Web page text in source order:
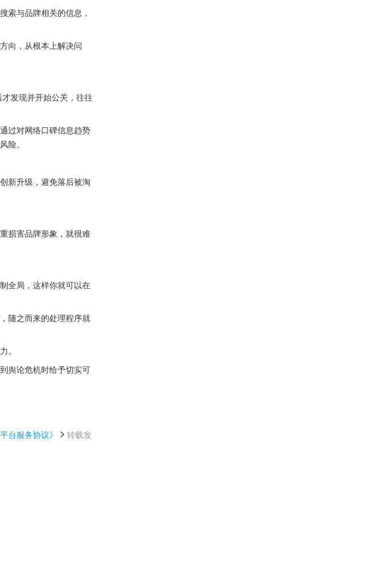
索与品牌相关的信息，
向，从根本上解决问
发现并开始公关，往往
过对网络口碑信息趋势
险。
新升级，避免落后被淘
损害品牌形象，就很难
全局，这样你就可以在
随之而来的处理程序就
。
舆论危机时给予切实可
台服务协议》
转载发